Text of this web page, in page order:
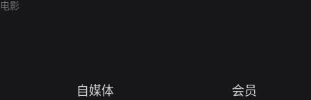
电影
自媒体 会员